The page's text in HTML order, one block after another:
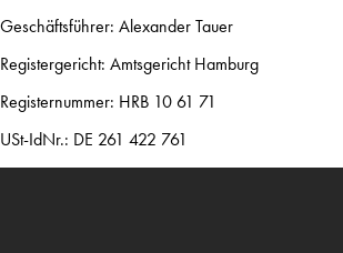
Geschäftsführer: Alexander Tauer
Registergericht: Amtsgericht Hamburg
Registernummer: HRB 10 61 71
USt-IdNr.: DE 261 422 761